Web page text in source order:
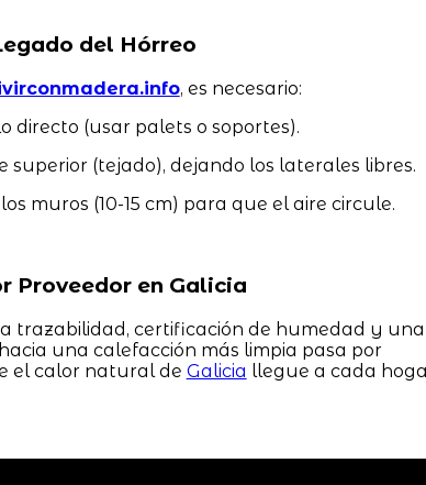
del Hórreo
, es necesario:
directo (usar palets o soportes).
(tejado), dejando los laterales libres.
muros (10-15 cm) para que el aire circule.
Proveedor en Galicia
trazabilidad, certificación de humedad y una
una calefacción más limpia pasa por
el calor natural de Galicia llegue a cada